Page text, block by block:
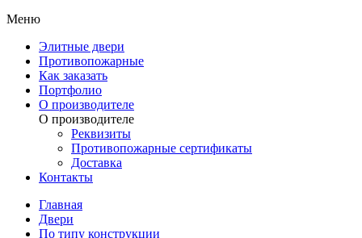
Меню
Элитные двери
Противопожарные
Как заказать
Портфолио
О производителе
О производителе
Реквизиты
Противопожарные сертификаты
Доставка
Контакты
Главная
Двери
По типу конструкции